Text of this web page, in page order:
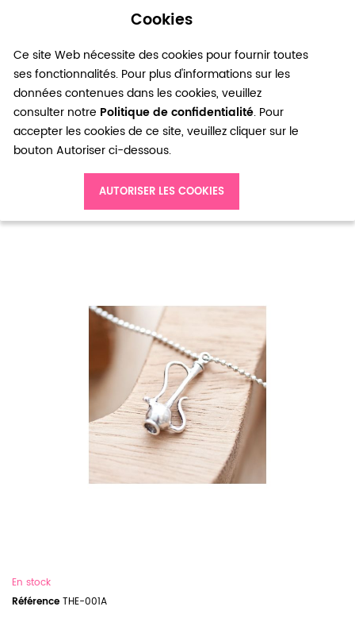
Cookies
Ce site Web nécessite des cookies pour fournir toutes
ses fonctionnalités. Pour plus d'informations sur les
données contenues dans les cookies, veuillez
consulter notre Politique de confidentialité. Pour
accepter les cookies de ce site, veuillez cliquer sur le
bouton Autoriser ci-dessous.
AUTORISER LES COOKIES
0
Breloque Grande théière orientale Argent vieilli x 4
En stock
Référence THE-001A